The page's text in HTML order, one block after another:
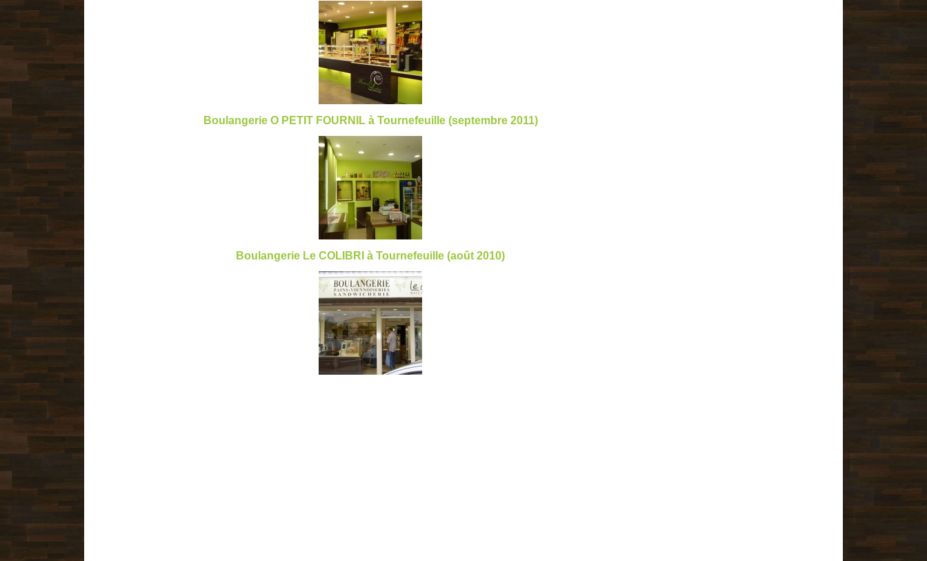
Boulangerie O PETIT FOURNIL à Tournefeuille (septembre 2011)
Boulangerie Le COLIBRI à Tournefeuille (août 2010)